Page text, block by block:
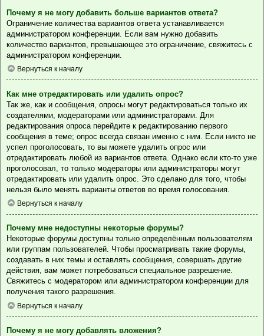
Почему я не могу добавить больше вариантов ответа?
Ограничение количества вариантов ответа устанавливается
администратором конференции. Если вам нужно добавить
количество вариантов, превышающее это ограничение, свяжитесь с
администратором конференции.
Вернуться к началу
Как мне отредактировать или удалить опрос?
Так же, как и сообщения, опросы могут редактироваться только их
создателями, модераторами или администраторами. Для
редактирования опроса перейдите к редактированию первого
сообщения в теме; опрос всегда связан именно с ним. Если никто не
успел проголосовать, то вы можете удалить опрос или
отредактировать любой из вариантов ответа. Однако если кто-то уже
проголосовал, то только модераторы или администраторы могут
отредактировать или удалить опрос. Это сделано для того, чтобы
нельзя было менять варианты ответов во время голосования.
Вернуться к началу
Почему мне недоступны некоторые форумы?
Некоторые форумы доступны только определённым пользователям
или группам пользователей. Чтобы просматривать такие форумы,
создавать в них темы и оставлять сообщения, совершать другие
действия, вам может потребоваться специальное разрешение.
Свяжитесь с модератором или администратором конференции для
получения такого разрешения.
Вернуться к началу
Почему я не могу добавлять вложения?